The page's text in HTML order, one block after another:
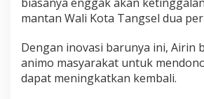
mantan Wali Kota Tangsel dua
Dengan inovasi barunya ini, Airin
animo masyarakat untuk
dapat meningkatkan kembali.